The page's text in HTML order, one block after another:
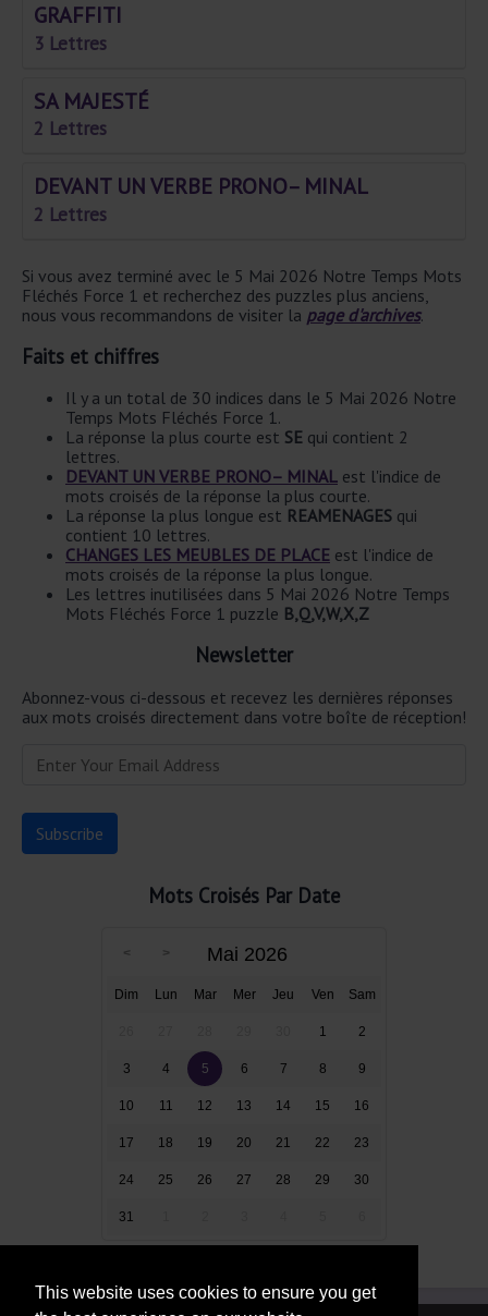
This website uses cookies to ensure you get
GRAFFITI
3 Lettres
SA MAJESTÉ
2 Lettres
DEVANT UN VERBE PRONO– MINAL
2 Lettres
Si vous avez terminé avec le 5 Mai 2026 Notre Temps Mots
Fléchés Force 1 et recherchez des puzzles plus anciens,
nous vous recommandons de visiter la page d'archives.
Faits et chiffres
Il y a un total de 30 indices dans le 5 Mai 2026 Notre
Temps Mots Fléchés Force 1.
La réponse la plus courte est SE qui contient 2
lettres.
DEVANT UN VERBE PRONO– MINAL est l'indice de
mots croisés de la réponse la plus courte.
La réponse la plus longue est REAMENAGES qui
contient 10 lettres.
CHANGES LES MEUBLES DE PLACE est l'indice de
mots croisés de la réponse la plus longue.
Les lettres inutilisées dans 5 Mai 2026 Notre Temps
Mots Fléchés Force 1 puzzle B,Q,V,W,X,Z
Newsletter
Abonnez-vous ci-dessous et recevez les dernières réponses
aux mots croisés directement dans votre boîte de réception!
Mots Croisés Par Date
Mai 2026
Dim Lun Mar Mer Jeu Ven Sam
1 2
3 4 5 6 7 8 9
10 11 12 13 14 15 16
17 18 19 20 21 22 23
24 25 26 27 28 29 30
31